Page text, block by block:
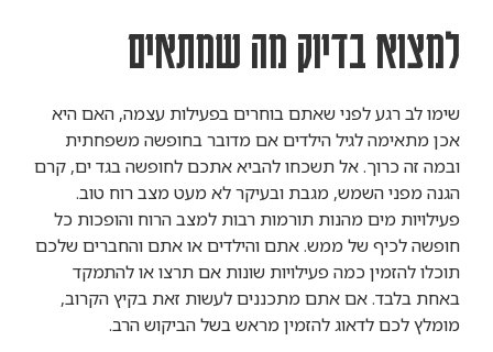
למצוא בדיוק מה שמתאים
שימו לב רגע לפני שאתם בוחרים בפעילות עצמה, האם היא
אכן מתאימה לגיל הילדים אם מדובר בחופשה משפחתית
ובמה זה כרוך. אל תשכחו להביא אתכם לחופשה בגד ים, קרם
הגנה מפני השמש, מגבת ובעיקר לא מעט מצב רוח טוב.
פעילויות מים מהנות תורמות רבות למצב הרוח והופכות כל
חופשה לכיף של ממש. אתם והילדים או אתם והחברים שלכם
תוכלו להזמין כמה פעילויות שונות אם תרצו או להתמקד
באחת בלבד. אם אתם מתכננים לעשות זאת בקיץ הקרוב,
מומלץ לכם לדאוג להזמין מראש בשל הביקוש הרב.